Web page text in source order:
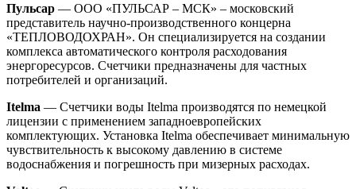
Пульсар — ООО «ПУЛЬСАР – МСК» – московский
представитель научно-производственного концерна
«ТЕПЛОВОДОХРАН». Он специализируется на создании
комплекса автоматического контроля расходования
энергоресурсов. Счетчики предназначены для частных
потребителей и организаций.
Itelma — Счетчики воды Itelma производятся по немецкой
лицензии с применением западноевропейских
комплектующих. Установка Itelma обеспечивает минимальную
чувствительность к высокому давлению в системе
водоснабжения и погрешность при мизерных расходах.